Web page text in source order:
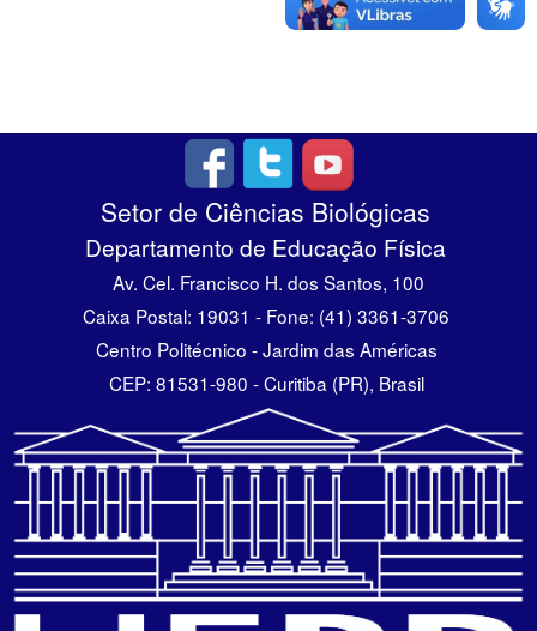
Setor de Ciências Biológicas
Departamento de Educação Física
Av. Cel. Francisco H. dos Santos, 100
Caixa Postal: 19031 - Fone: (41) 3361-3706
Centro Politécnico - Jardim das Américas
CEP: 81531-980 - Curitiba (PR), Brasil